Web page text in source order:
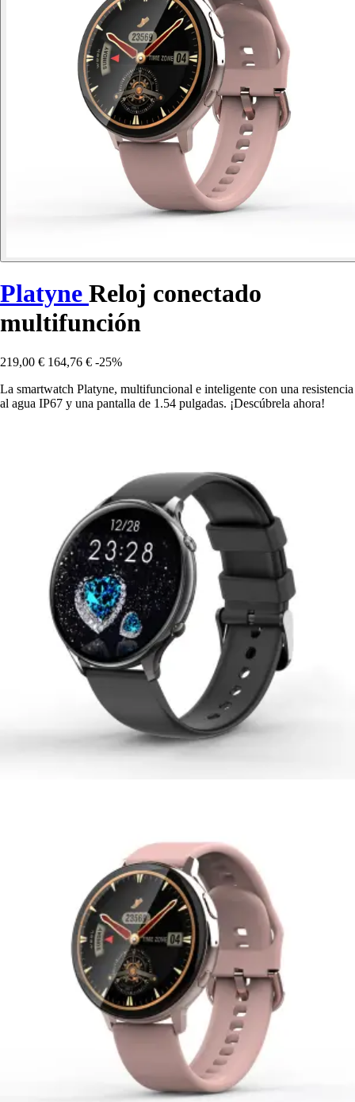
Platyne Reloj conectado
multifunción
219,00 € 164,76 € -25%
La smartwatch Platyne, multifuncional e inteligente con una resistencia
al agua IP67 y una pantalla de 1.54 pulgadas. ¡Descúbrela ahora!